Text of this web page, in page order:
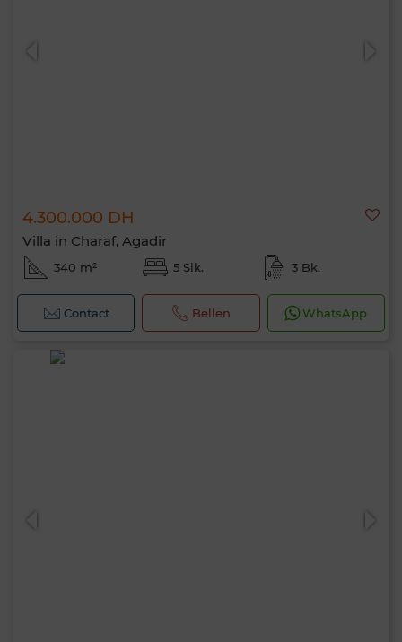
4.300.000 DH
Villa in Charaf, Agadir
340 m² 5 Slk. 3 Bk.
Contact Bellen WhatsApp
Hallo, ik ben MIA. Welke criteria wil je nu